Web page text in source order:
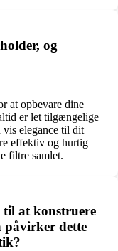
og
at opbevare dine
er let tilgængelige
elegance til dit
effektiv og hurtig
filtre samlet.
at konstruere
påvirker dette